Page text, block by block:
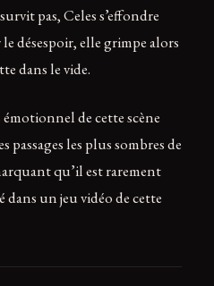
pas, Celes s’effondre
désespoir, elle grimpe alors
dans le vide.
de cette scène
passages les plus sombres de
qu’il est rarement
un jeu vidéo de cette